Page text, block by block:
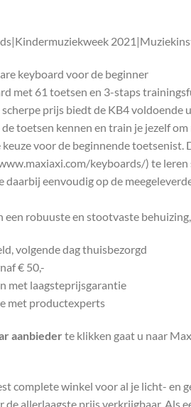
keyboard voor de beginner
met 61 toetsen en 3-staps
prijs biedt de KB4
toetsen kennen en train je jezelf
keuze voor de beginnende
keyboards/) te
daarbij eenvoudig op de
een robuuste en stootvaste
volgende dag thuisbezorgd
€ 50,-
met laagsteprijsgarantie
met productexperts
aanbieder te klikken gaat u naar
complete winkel voor al je licht- en
allerlaagste prijs verkrijgbaar. Als